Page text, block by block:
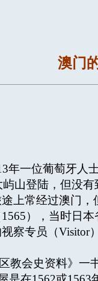
澳门
一位葡萄牙人
山登陆，但没
上常经过澳门
），当时日
察专员（Visitor
教会史资料》一